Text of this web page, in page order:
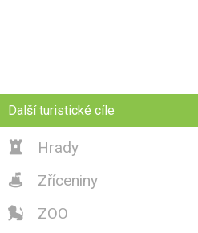
Další turistické cíle
 Hrady
 Zříceniny
 ZOO